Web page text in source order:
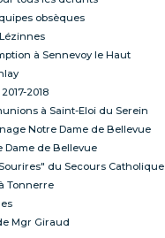
obsèques
à Sennevoy le Haut
2018
à Saint-Eloi du Serein
Notre Dame de Bellevue
Dame de Bellevue
du Secours Catholique
Tonnerre
Mgr Giraud